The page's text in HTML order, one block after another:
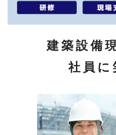
建築設備
社員に